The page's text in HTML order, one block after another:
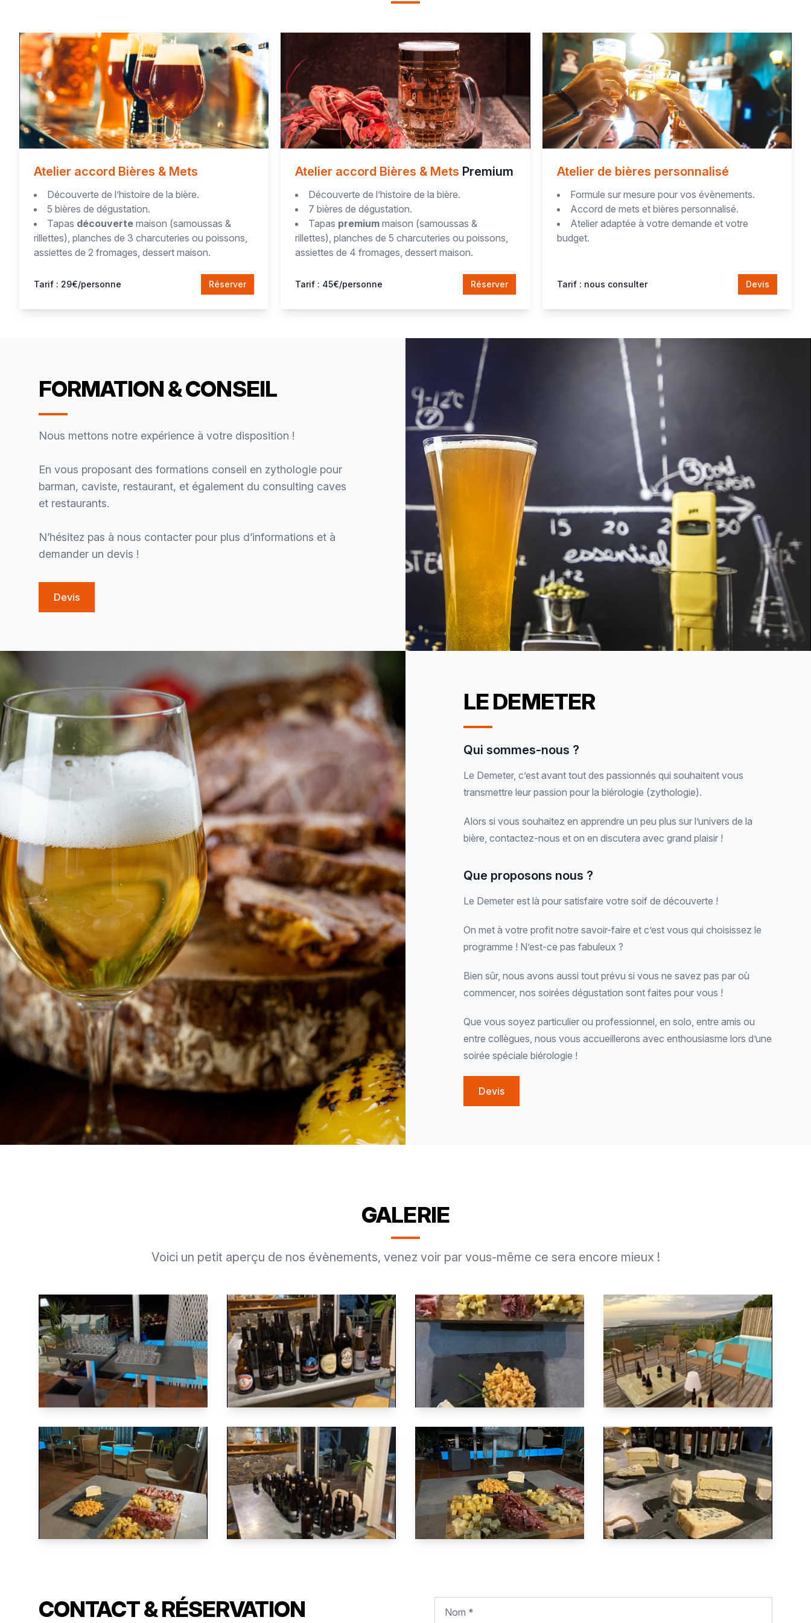
Atelier accord Bières & Mets
Découverte de l’histoire de la bière.
5 bières de dégustation.
Tapas découverte maison (samoussas &
rillettes), planches de 3 charcuteries ou poissons,
assiettes de 2 fromages, dessert maison.
Tarif : 29€/personne Réserver
Atelier accord Bières & Mets Premium
Découverte de l’histoire de la bière.
7 bières de dégustation.
Tapas premium maison (samoussas &
rillettes), planches de 5 charcuteries ou poissons,
assiettes de 4 fromages, dessert maison.
Tarif : 45€/personne Réserver
Atelier de bières personnalisé
Formule sur mesure pour vos évènements.
Accord de mets et bières personnalisé.
Atelier adaptée à votre demande et votre
budget.
Tarif : nous consulter Devis
FORMATION & CONSEIL
Nous mettons notre expérience à votre disposition !
En vous proposant des formations conseil en zythologie pour
barman, caviste, restaurant, et également du consulting caves
et restaurants.
N’hésitez pas à nous contacter pour plus d’informations et à
demander un devis !
Devis
LE DEMETER
Qui sommes-nous ?
Le Demeter, c’est avant tout des passionnés qui souhaitent vous
transmettre leur passion pour la biérologie (zythologie).
Alors si vous souhaitez en apprendre un peu plus sur l’univers de la
bière, contactez-nous et on en discutera avec grand plaisir !
Que proposons nous ?
Le Demeter est là pour satisfaire votre soif de découverte !
On met à votre profit notre savoir-faire et c’est vous qui choisissez le
programme ! N’est-ce pas fabuleux ?
Bien sûr, nous avons aussi tout prévu si vous ne savez pas par où
commencer, nos soirées dégustation sont faites pour vous !
Que vous soyez particulier ou professionnel, en solo, entre amis ou
entre collègues, nous vous accueillerons avec enthousiasme lors d’une
soirée spéciale biérologie !
Devis
GALERIE
Voici un petit aperçu de nos évènements, venez voir par vous-même ce sera encore mieux !
CONTACT & RÉSERVATION